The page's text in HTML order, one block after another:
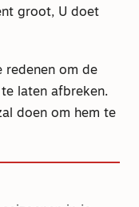
groot, U doet
redenen om de
laten afbreken.
doen om hem te